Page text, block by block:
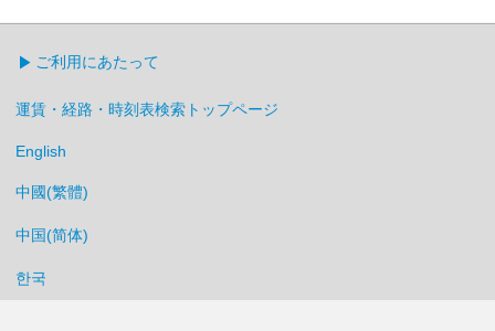
ご利用にあたって
運賃・経路・時刻表検索トップページ
English
中國(繁體)
中国(简体)
한국